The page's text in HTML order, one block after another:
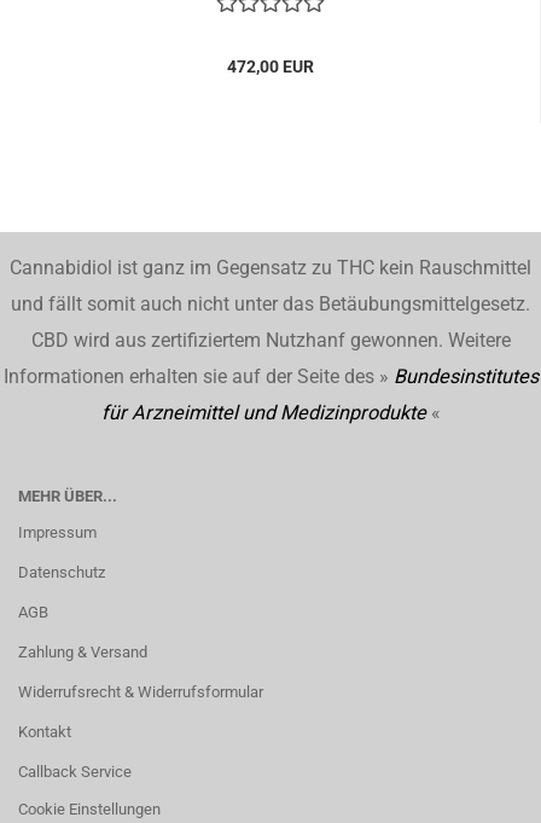
472,00 EUR
Cannabidiol ist ganz im Gegensatz zu THC kein Rauschmittel
und fällt somit auch nicht unter das Betäubungsmittelgesetz.
CBD wird aus zertifiziertem Nutzhanf gewonnen. Weitere
Informationen erhalten sie auf der Seite des » Bundesinstitutes
für Arzneimittel und Medizinprodukte«
MEHR ÜBER...
Impressum
Datenschutz
AGB
Zahlung & Versand
Widerrufsrecht & Widerrufsformular
Kontakt
Callback Service
Cookie Einstellungen